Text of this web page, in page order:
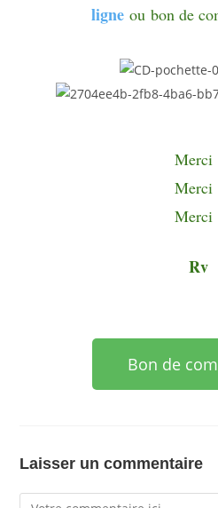
ligneou bon de
Merci
Merci
Merci
Rv
Bon de
Laisser un commentaire